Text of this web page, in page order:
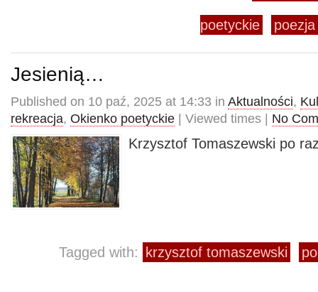
poetyckie poezja
Jesienią…
Published on 10 paź, 2025 at 14:33 in Aktualności,
rekreacja, Okienko poetyckie | Viewed times | No
Krzysztof Tomaszewski po
Tagged with: krzysztof tomaszewski